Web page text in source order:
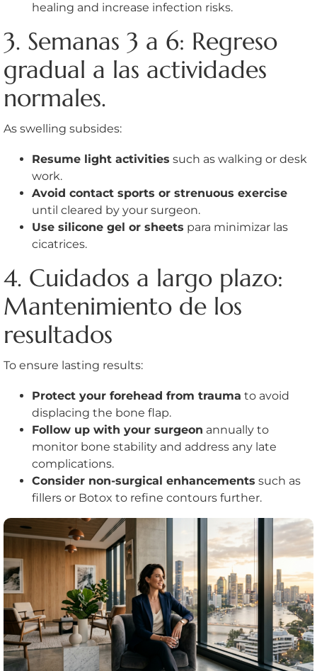
healing and increase infection risks.
3. Semanas 3 a 6: Regreso
gradual a las actividades
normales.
As swelling subsides:
Resume light activities such as walking or desk
work.
Avoid contact sports or strenuous exercise
until cleared by your surgeon.
Use silicone gel or sheets para minimizar las
cicatrices.
4. Cuidados a largo plazo:
Mantenimiento de los
resultados
To ensure lasting results:
Protect your forehead from trauma to avoid
displacing the bone flap.
Follow up with your surgeon annually to
monitor bone stability and address any late
complications.
Consider non-surgical enhancements such as
fillers or Botox to refine contours further.